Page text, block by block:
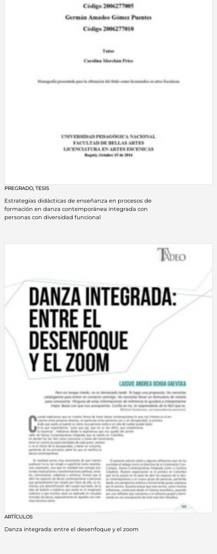
PREGRADO, TESIS
Estrategias didácticas de enseñanza en procesos de
formación en danza contemporánea integrada con
personas con diversidad funcional
ARTÍCULOS
Danza integrada: entre el desenfoque y el zoom